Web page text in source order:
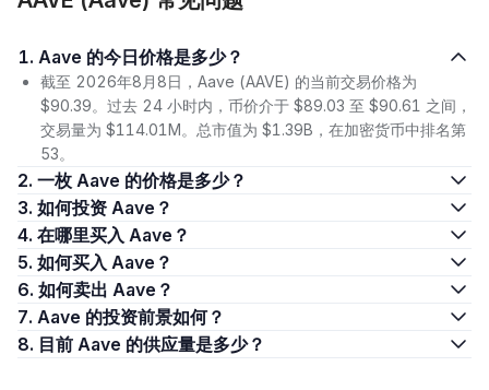
1. Aave 的今日价格是多少？
截至 2026年8月8日，Aave (AAVE) 的当前交易价格为
$90.39。过去 24 小时内，币价介于 $89.03 至 $90.61 之间，
交易量为 $114.01M。总市值为 $1.39B，在加密货币中排名第
53。
2. 一枚 Aave 的价格是多少？
3. 如何投资 Aave？
4. 在哪里买入 Aave？
5. 如何买入 Aave？
6. 如何卖出 Aave？
7. Aave 的投资前景如何？
8. 目前 Aave 的供应量是多少？